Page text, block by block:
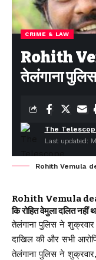
CRIME & LAW
Rohith
तेलंगाना
Last updated:
The
Rohith Vemula
Rohith Vemula death
कि रोहित वेमुला दलित नहीं
तेलंगाना पुलिस ने शुक्रवार
दाखिल की और सभी
तेलंगाना पुलिस ने